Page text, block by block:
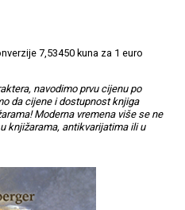
7,53450 kuna za 1 euro
navodimo prvu cijenu po
da cijene i dostupnost knjiga
Moderna vremena više se ne
knjižarama, antikvarijatima ili u